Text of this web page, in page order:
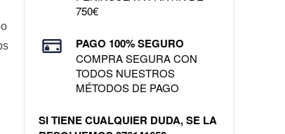
750€
PAGO 100% SEGURO
COMPRA SEGURA CON
TODOS NUESTROS
MÉTODOS DE PAGO
SI TIENE CUALQUIER DUDA, SE LA